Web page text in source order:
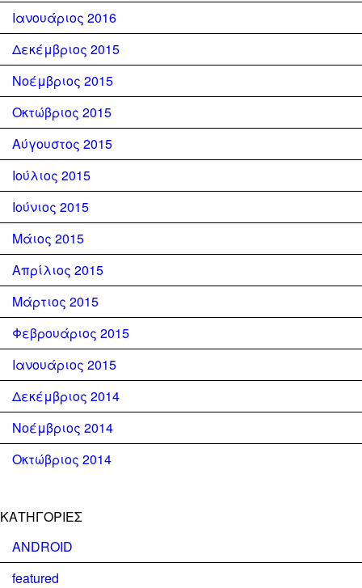
Ιανουάριος 2016
Δεκέμβριος 2015
Νοέμβριος 2015
Οκτώβριος 2015
Αύγουστος 2015
Ιούλιος 2015
Ιούνιος 2015
Μάιος 2015
Απρίλιος 2015
Μάρτιος 2015
Φεβρουάριος 2015
Ιανουάριος 2015
Δεκέμβριος 2014
Νοέμβριος 2014
Οκτώβριος 2014
KΑΤΗΓΟΡΊΕΣ
ANDROID
featured